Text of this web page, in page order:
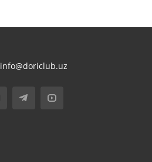
info@doriclub.uz